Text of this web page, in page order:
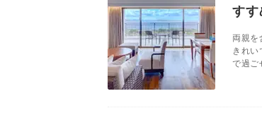
すす
両親を
きれ
で過ご